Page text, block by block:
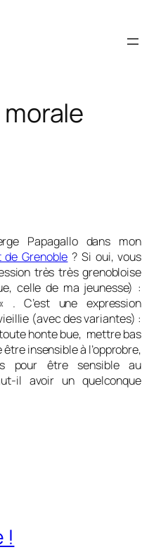
morale
Papagallo dans mon
de Grenoble ? Si oui, vous
très très grenobloise
celle de ma jeunesse) :
. C’est une expression
(avec des variantes) :
honte bue, mettre bas
insensible à l’opprobre,
pour être sensible au
il avoir un quelconque
!